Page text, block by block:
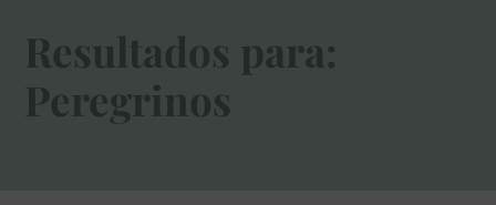
Resultados para:
Peregrinos